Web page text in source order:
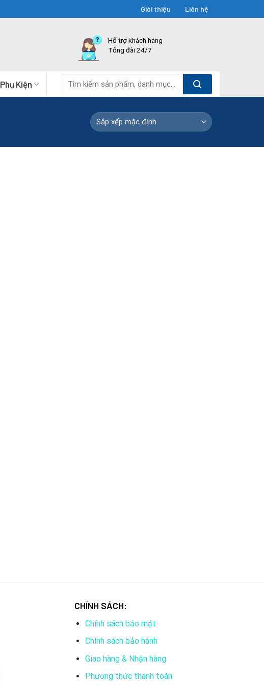
Giới thiệu Liên hệ
Hỗ trợ khách hàng
Tổng đài 24/7
Phụ Kiện
kiếm:
CHÍNH SÁCH:
Chính sách bảo mật
Chính sách bảo hành
Giao hàng & Nhận hàng
Phương thức thanh toán